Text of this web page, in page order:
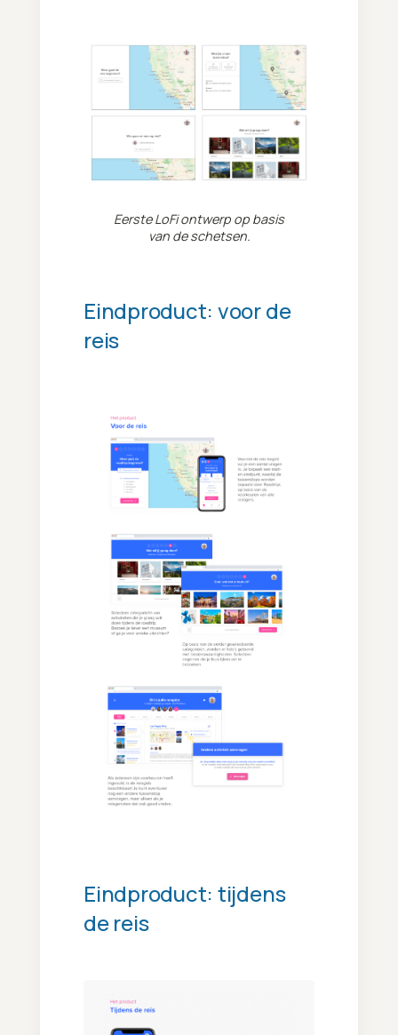
Eerste LoFi ontwerp op basis
van de schetsen.
Eindproduct: voor de
reis
Eindproduct: tijdens
de reis